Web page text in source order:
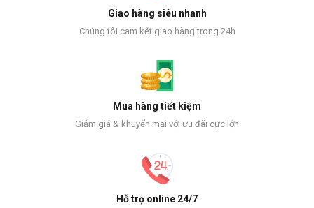
Giao hàng siêu nhanh
Chúng tôi cam kết giao hàng trong 24h
Mua hàng tiết kiệm
Giảm giá & khuyến mại với ưu đãi cực lớn
Hỗ trợ online 24/7